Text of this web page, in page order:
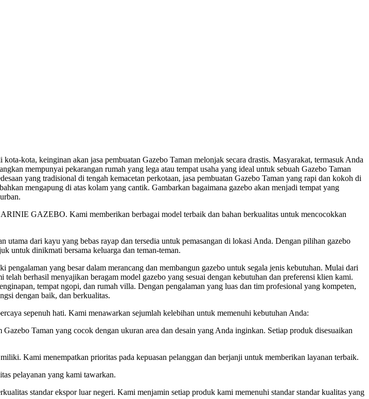
kota, keinginan akan jasa pembuatan Gazebo Taman melonjak secara drastis. Masyarakat, termasuk Anda
mempunyai pekarangan rumah yang lega atau tempat usaha yang ideal untuk sebuah Gazebo Taman
yang tradisional di tengah kemacetan perkotaan, jasa pembuatan Gazebo Taman yang rapi dan kokoh di
mengapung di atas kolam yang cantik. Gambarkan bagaimana gazebo akan menjadi tempat yang
GAZEBO. Kami memberikan berbagai model terbaik dan bahan berkualitas untuk mencocokkan
dari kayu yang bebas rayap dan tersedia untuk pemasangan di lokasi Anda. Dengan pilihan gazebo
untuk dinikmati bersama keluarga dan teman-teman.
yang besar dalam merancang dan membangun gazebo untuk segala jenis kebutuhan. Mulai dari
berhasil menyajikan beragam model gazebo yang sesuai dengan kebutuhan dan preferensi klien kami.
tempat ngopi, dan rumah villa. Dengan pengalaman yang luas dan tim profesional yang kompeten,
dengan baik, dan berkualitas.
sepenuh hati. Kami menawarkan sejumlah kelebihan untuk memenuhi kebutuhan Anda:
Taman yang cocok dengan ukuran area dan desain yang Anda inginkan. Setiap produk disesuaikan
Kami menempatkan prioritas pada kepuasan pelanggan dan berjanji untuk memberikan layanan terbaik.
pelayanan yang kami tawarkan.
standar ekspor luar negeri. Kami menjamin setiap produk kami memenuhi standar standar kualitas yang